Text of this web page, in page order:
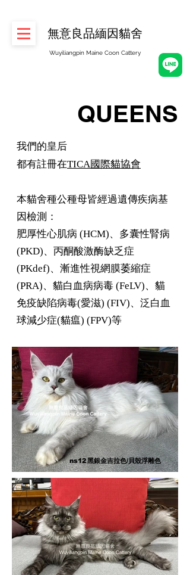
無意良品緬因貓舍
Wuyiliangpin Maine Coon Cattery
QUEENS
​我們的皇后
都有註冊在TICA國際貓協會
本貓舍種公種母皆經過遺傳疾病基
因檢測：
肥厚性心肌病 (HCM)、多囊性腎病
(PKD)、丙酮酸激酶缺乏症
(PKdef)、漸進性視網膜萎縮症
(PRA)、貓白血病病毒 (FeLV)、貓
免疫缺陷病毒(愛滋) (FIV)、泛白血
球減少症(貓瘟) (FPV)等
ns12黑銀金吉拉色/貝殼浮雕色